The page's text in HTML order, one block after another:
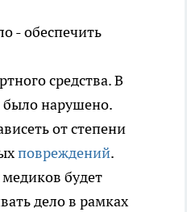
- обеспечить
средства. В
было нарушено.
от степени
повреждений.
будет
дело в рамках